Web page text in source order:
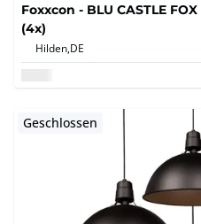
Foxxcon - BLU CASTLE
(4x)
Hilden,DE
Geschlossen